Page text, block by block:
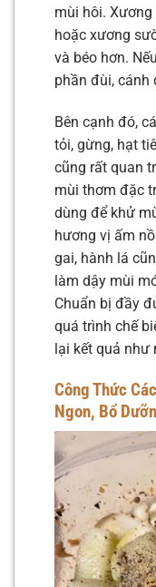
mùi hôi.
hoặc xương
và béo hơn.
phần đùi, cánh
Bên cạnh đó,
tỏi, gừng, hạt
cũng rất quan
mùi thơm đặc
dùng để khử
hương vị ấm
gai, hành lá
làm dậy mùi
Chuẩn bị đầy
quá trình chế
lại kết quả như
Công Thức
Ngon, Bổ